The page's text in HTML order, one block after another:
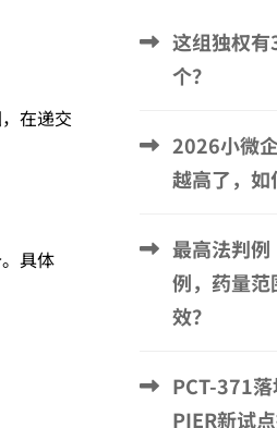
在递交
具体
这组独权
个？
2026小微
越高了，如
最高法判
例，药量
效？
PCT-371
PIER新试